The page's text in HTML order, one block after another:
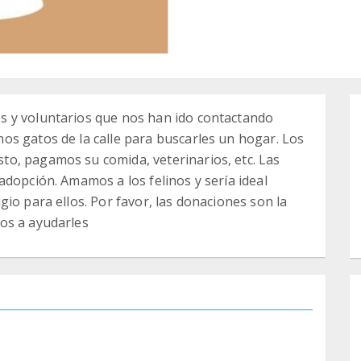
y voluntarios que nos han ido contactando
gatos de la calle para buscarles un hogar. Los
pagamos su comida, veterinarios, etc. Las
Amamos a los felinos y sería ideal
para ellos. Por favor, las donaciones son la
a ayudarles